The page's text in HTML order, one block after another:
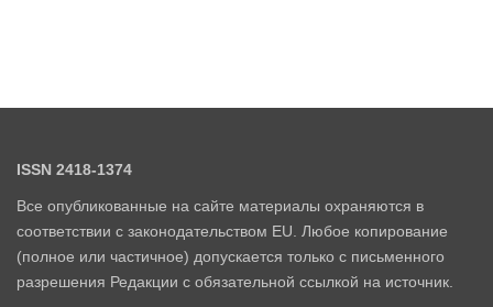
ISSN 2418-1374
Все опубликованные на сайте материалы охраняются в
соответствии с законодательством EU. Любое копирование
(полное или частичное) допускается только с письменного
разрешения Редакции с обязательной ссылкой на источник.